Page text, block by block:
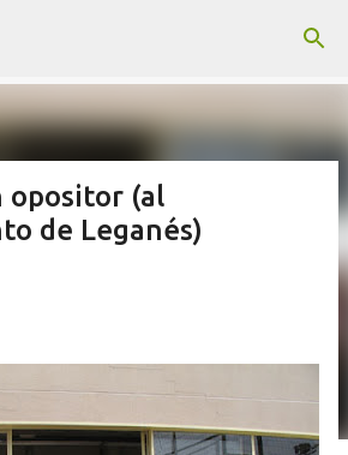
opositor (al
de Leganés)